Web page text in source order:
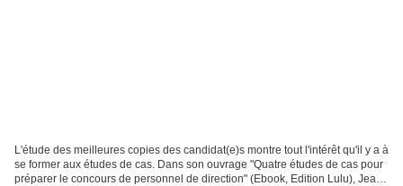
L'étude des meilleures copies des candidat(e)s montre tout l'intérêt qu'il y a à
se former aux études de cas. Dans son ouvrage "Quatre études de cas pour
préparer le concours de personnel de direction" (Ebook, Edition Lulu), Jean-